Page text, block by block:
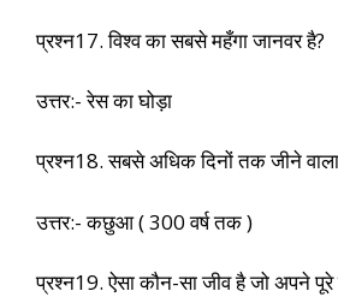
प्रश्न17. विश्व का सबसे महँगा जानवर है?
उत्तर:- रेस का घोड़ा
प्रश्न18. सबसे अधिक दिनों तक जीने वाला
उत्तर:- कछुआ ( 300 वर्ष तक )
प्रश्न19. ऐसा कौन-सा जीव है जो अपने पूरे